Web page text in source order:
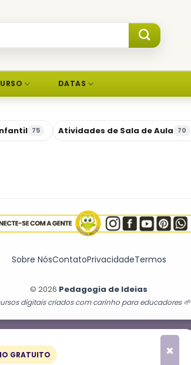
DATAS
75 Atividades de Sala de Aula 70
Sobre NósContatoPrivacidadeTermos
© 2026 Pedagogia de Ideias
digitais criados com carinho para educadores 🌱
×
GRATUITO